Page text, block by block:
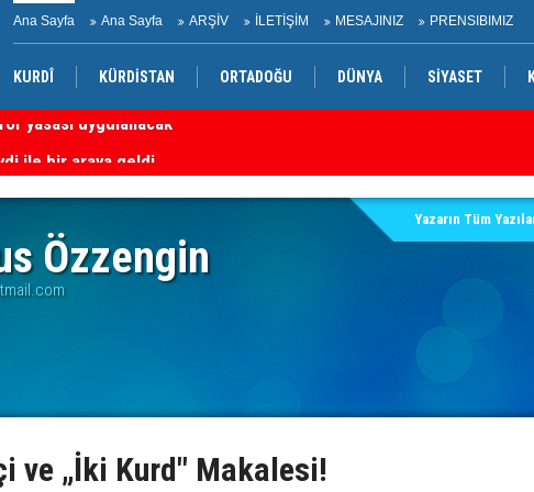
Ana Sayfa Ana Sayfa ARŞİV İLETİŞİM MESAJINIZ PRENSIBIMIZ
KURDÎ KÜRDİSTAN ORTADOĞU DÜNYA SİYASET
yasası uygulanacak
Özzengin
Yazarın Tüm
ve „İki Kurd" Makalesi!